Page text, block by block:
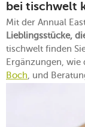
bei tischwelt
Mit der Annual
Lieblingsstücke,
tischwelt finden
Ergänzungen, wie
Boch, und